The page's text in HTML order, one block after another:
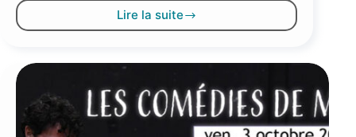
Lire la suite
Une
Conque
pour